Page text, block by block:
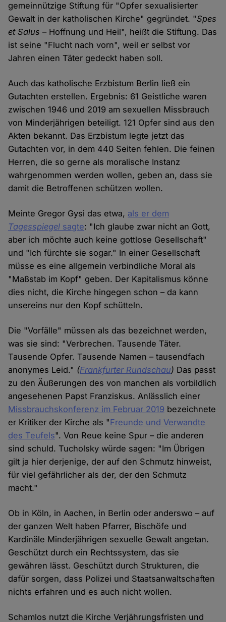
gemeinnützige Stiftung für "Opfer sexualisierter
Gewalt in der katholischen Kirche" gegründet. "Spes
et Salus – Hoffnung und Heil", heißt die Stiftung. Das
ist seine "Flucht nach vorn", weil er selbst vor
Jahren einen Täter gedeckt haben soll.
Auch das katholische Erzbistum Berlin ließ ein
Gutachten erstellen. Ergebnis: 61 Geistliche waren
zwischen 1946 und 2019 am sexuellen Missbrauch
von Minderjährigen beteiligt. 121 Opfer sind aus den
Akten bekannt. Das Erzbistum legte jetzt das
Gutachten vor, in dem 440 Seiten fehlen. Die feinen
Herren, die so gerne als moralische Instanz
wahrgenommen werden wollen, geben an, dass sie
damit die Betroffenen schützen wollen.
Meinte Gregor Gysi das etwa, als er dem
Tagesspiegel sagte: "Ich glaube zwar nicht an Gott,
aber ich möchte auch keine gottlose Gesellschaft"
und "Ich fürchte sie sogar." In einer Gesellschaft
müsse es eine allgemein verbindliche Moral als
"Maßstab im Kopf" geben. Der Kapitalismus könne
dies nicht, die Kirche hingegen schon – da kann
unsereins nur den Kopf schütteln.
Die "Vorfälle" müssen als das bezeichnet werden,
was sie sind: "Verbrechen. Tausende Täter.
Tausende Opfer. Tausende Namen – tausendfach
anonymes Leid." (Frankfurter Rundschau) Das passt
zu den Äußerungen des von manchen als vorbildlich
angesehenen Papst Franziskus. Anlässlich einer
Missbrauchskonferenz im Februar 2019 bezeichnete
er Kritiker der Kirche als "Freunde und Verwandte
des Teufels". Von Reue keine Spur – die anderen
sind schuld. Tucholsky würde sagen: "Im Übrigen
gilt ja hier derjenige, der auf den Schmutz hinweist,
für viel gefährlicher als der, der den Schmutz
macht."
Ob in Köln, in Aachen, in Berlin oder anderswo – auf
der ganzen Welt haben Pfarrer, Bischöfe und
Kardinäle Minderjährigen sexuelle Gewalt angetan.
Geschützt durch ein Rechtssystem, das sie
gewähren lässt. Geschützt durch Strukturen, die
dafür sorgen, dass Polizei und Staatsanwaltschaften
nichts erfahren und es auch nicht wollen.
Schamlos nutzt die Kirche Verjährungsfristen und